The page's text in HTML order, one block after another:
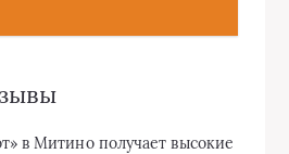
в Митино получает высокие